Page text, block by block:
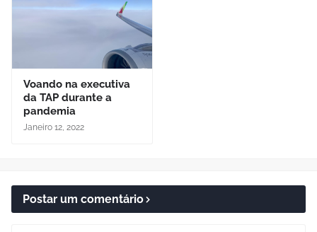
Voando na executiva
da TAP durante a
pandemia
Janeiro 12, 2022
Postar um comentário